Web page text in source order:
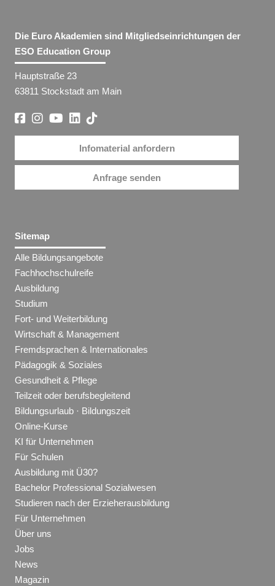
Die Euro Akademien sind Mitgliedseinrichtungen der
ESO Education Group
Hauptstraße 23
63811 Stockstadt am Main
Infomaterial anfordern
Anfrage senden
Sitemap
Alle Bildungsangebote
Fachhochschulreife
Ausbildung
Studium
Fort- und Weiterbildung
Wirtschaft & Management
Fremdsprachen & Internationales
Pädagogik & Soziales
Gesundheit & Pflege
Teilzeit oder berufsbegleitend
Bildungsurlaub · Bildungszeit
Online-Kurse
KI für Unternehmen
Für Schulen
Ausbildung mit Ü30?
Bachelor Professional Sozialwesen
Studieren nach der Erzieherausbildung
Für Unternehmen
Über uns
Jobs
News
Magazin